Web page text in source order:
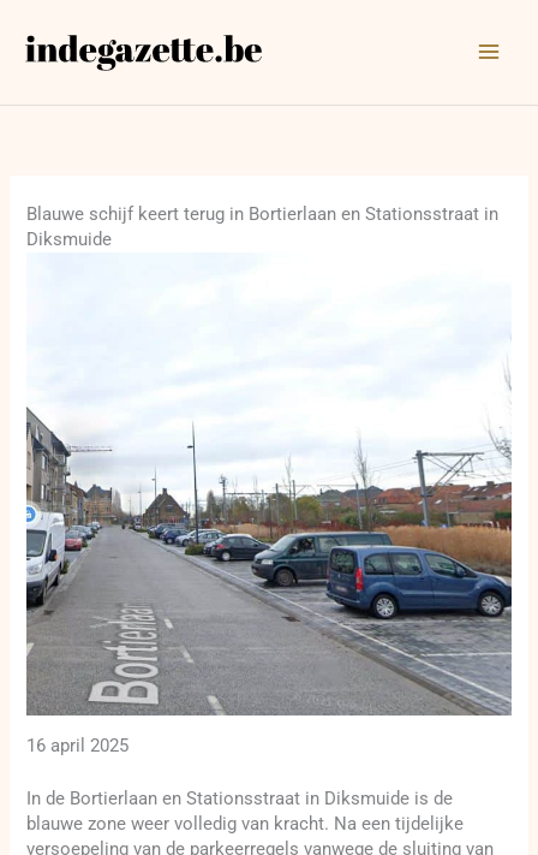
naar
Blauwe schijf keert terug in Bortierlaan en Stationsstraat in
Diksmuide
16 april 2025
In de Bortierlaan en Stationsstraat in Diksmuide is de
blauwe zone weer volledig van kracht. Na een tijdelijke
versoepeling van de parkeerregels vanwege de sluiting van